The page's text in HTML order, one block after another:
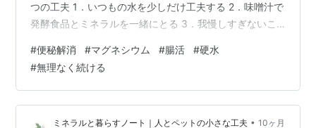
つの工夫 1．いつもの水を少しだけ工夫する 2．味噌汁で
発酵食品とミネラルを一緒にとる 3．我慢しすぎないこ
つかもしれない この記事を読んだあなたへのおすすめ お
問い合わせ・ご相談について 便秘、続いていませんか？
便秘って、派手ではないけれど本当につらいですよね。
お腹が張る、肌が荒れる、なんとなく気分もスッキリし
ない。 「水分を摂りましょう」「食物繊維を摂りましょ
#便秘解消 #マグネシウム #腸活 #硬水
#無理なく続ける
ミネラルと暮らすノート｜人とペットの小さな工夫 • 10ヶ月